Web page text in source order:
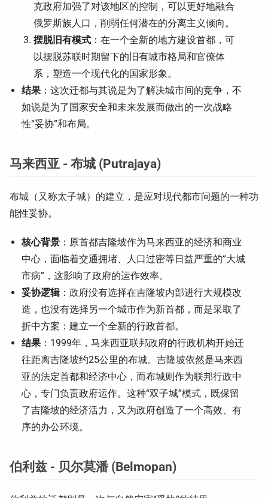
克政府加强了对该地区的控制，可以更好地融合
俄罗斯族人口，削弱任何潜在的分离主义倾向。
摆脱旧有模式 ：在一个全新的地方建设首都，可
以摆脱苏联时期留下的旧有城市格局和官僚体
系，塑造一个现代化的国家形象。
结果 ：这次迁都与其说是为了解决城市间的竞争，不
如说是为了国家安全和未来发展而做出的一次战略
性“妥协”和布局。
马来西亚 - 布城 (Putrajaya)
布城（又称太子城）的建立，是应对现代都市问题的一种功
能性妥协。
核心背景 ：原首都吉隆坡作为马来西亚的经济和商业
中心，面临着交通拥堵、人口过密等日益严重的“大城
市病”，这影响了政府的运作效率。
妥协逻辑：政府没有选择在吉隆坡内部进行大规模改
造，也没有选择另一个城市作为新首都，而是采取了
折中方案：建立一个全新的行政首都。
结果 ：1999年，马来西亚联邦政府的行政机构开始迁
往距离吉隆坡约25公里的布城。吉隆坡依然是马来西
亚的法定首都和经济中心，而布城则作为联邦行政中
心，专门负责政府运作。这种“双子城”模式，既保留
了吉隆坡的经济活力，又为政府创造了一个高效、有
序的办公环境。
伯利兹 - 贝尔莫潘 (Belmopan)